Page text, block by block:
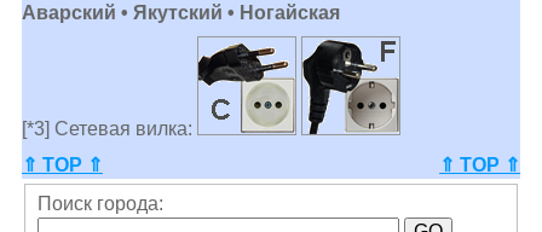
Аварский • Якутский • Ногайская
[*3] Сетевая вилка:
⇑ TOP ⇑
⇑ TOP ⇑
Поиск города: